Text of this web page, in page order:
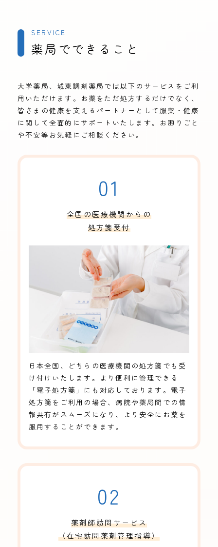
SERVICE
薬局でできること
大学薬局、城東調剤薬局では以下のサービスをご利
用いただけます。お薬をただ処方するだけでなく、
皆さまの健康を支えるパートナーとして服薬・健康
に関して全面的にサポートいたします。お困りごと
や不安等お気軽にご相談ください。
01
全国の医療機関からの
処方箋受付
日本全国、どちらの医療機関の処方箋でも受
け付けいたします。より便利に管理できる
「電子処方箋」にも対応しております。電子
処方箋をご利用の場合、病院や薬局間での情
報共有がスムーズになり、より安全にお薬を
服用することができます。
02
薬剤師訪問サービス
（在宅訪問薬剤管理指導）